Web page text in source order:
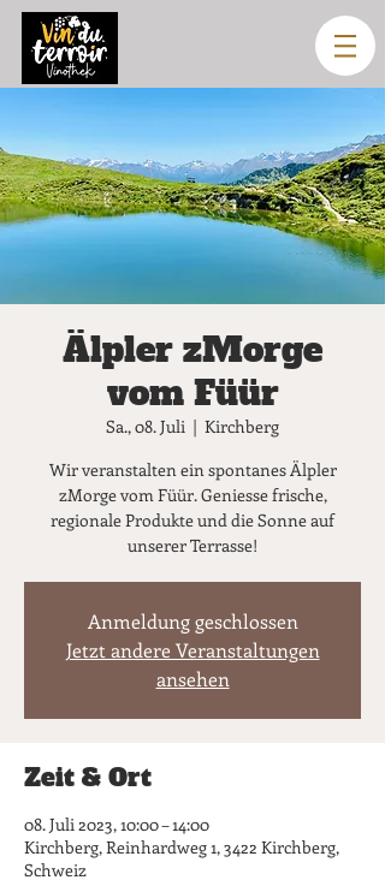
Älpler zMorge
vom Füür
Sa., 08. Juli
  |
Kirchberg
Wir veranstalten ein spontanes Älpler
zMorge vom Füür. Geniesse frische,
regionale Produkte und die Sonne auf
unserer Terrasse!
Anmeldung geschlossen
Jetzt andere Veranstaltungen
ansehen
Zeit & Ort
08. Juli 2023, 10:00 – 14:00
Kirchberg, Reinhardweg 1, 3422 Kirchberg,
Schweiz